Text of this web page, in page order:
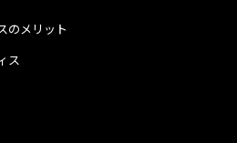
ス
のメリット